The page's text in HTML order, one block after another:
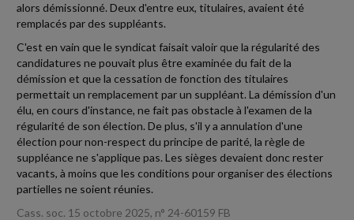
alors démissionné. Deux d'entre eux, titulaires, avaient été
remplacés par des suppléants.
C'est en vain que le syndicat faisait valoir que la régularité des
candidatures ne pouvait plus être examinée du fait de la
démission et que la cessation de fonction des titulaires
permettait un remplacement par un suppléant. La démission d'un
élu, en cours d'instance, ne fait pas obstacle à l'examen de la
régularité de son élection. De plus, s'il y a annulation d'une
élection pour non-respect du principe de parité, la règle de
suppléance ne s'applique pas. Les sièges devaient donc rester
vacants, à moins que les conditions pour organiser des élections
partielles ne soient réunies.
Cass. soc. 15 octobre 2025, n° 24-60159 FB